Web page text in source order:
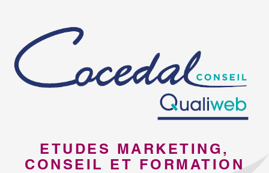
ETUDES MARKETING,
CONSEIL ET FORMATION